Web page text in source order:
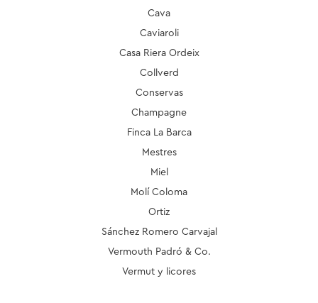
Cava
Caviaroli
Casa Riera Ordeix
Collverd
Conservas
Champagne
Finca La Barca
Mestres
Miel
Molí Coloma
Ortiz
Sánchez Romero Carvajal
Vermouth Padró & Co.
Vermut y licores